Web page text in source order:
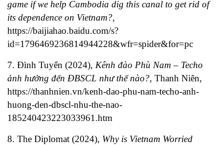
game if we help Cambodia dig this canal to get rid of
its dependence on Vietnam?,
https://baijiahao.baidu.com/s?
id=1796469236814944228&wfr=spider&for=pc
7. Đình Tuyển (2024), Kênh đào Phù Nam – Techo
ảnh hưởng đến ĐBSCL như thế nào?, Thanh Niên,
https://thanhnien.vn/kenh-dao-phu-nam-techo-anh-
huong-den-dbscl-nhu-the-nao-
185240423223033961.htm
8. The Diplomat (2024), Why is Vietnam Worried